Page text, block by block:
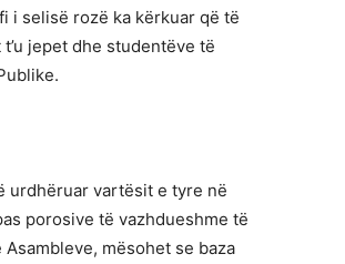
i selisë rozë ka kërkuar që të
jepet dhe studentëve të
urdhëruar vartësit e tyre në
porosive të vazhdueshme të
mësohet se baza